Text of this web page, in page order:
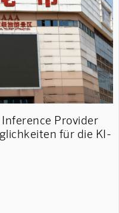
Provider
für die KI-